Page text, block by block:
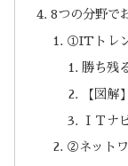
8つの分野で
①ITトレ
勝ち残
【図解
ＩＴナ
②ネットワ